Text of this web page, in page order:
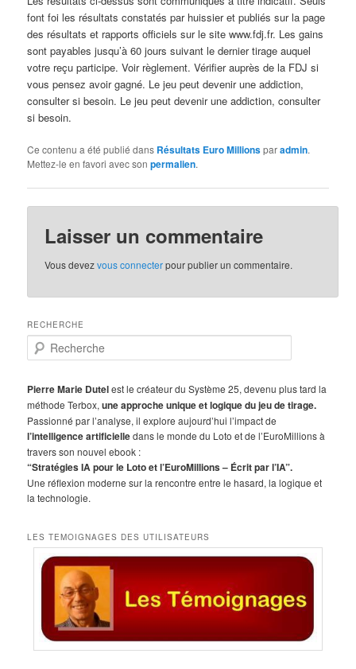
font foi les résultats constatés par huissier et publiés sur la page
des résultats et rapports officiels sur le site www.fdj.fr. Les gains
sont payables jusqu’à 60 jours suivant le dernier tirage auquel
votre reçu participe. Voir règlement. Vérifier auprès de la FDJ si
vous pensez avoir gagné. Le jeu peut devenir une addiction,
consulter si besoin. Le jeu peut devenir une addiction, consulter
si besoin.
Ce contenu a été publié dans Résultats Euro Millionsparadmin.
Mettez-le en favori avec sonpermalien.
Laisser un commentaire
Vous devezvous connecterpour publier un commentaire.
RECHERCHE
e
h
e
r
c
h
e
Pierre Marie Dutelest le créateur du Système 25, devenu plus tard la
méthode Terbox,une approche unique et logique du jeu de tirage.
Passionné par l’analyse, il explore aujourd’hui l’impact de
l’intelligence artificielledans le monde du Loto et de l’EuroMillions à
travers son nouvel ebook :
“Stratégies IA pour le Loto et l’EuroMillions – Écrit par l’IA”.
Une réflexion moderne sur la rencontre entre le hasard, la logique et
la technologie.
LES TEMOIGNAGES DES UTILISATEURS